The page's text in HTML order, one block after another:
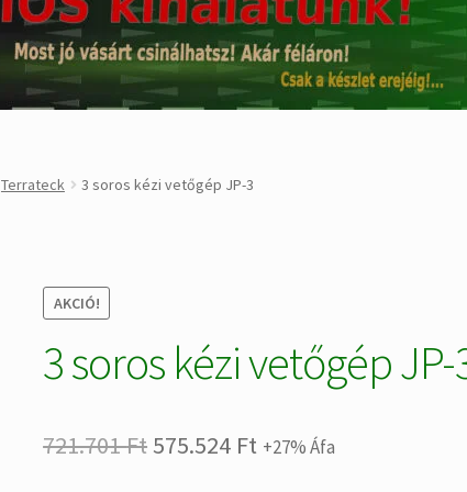
Terrateck 3 soros kézi vetőgép JP-3
AKCIÓ!
3 soros kézi vetőgép JP-
721.701Ft Original
575.524 Ft Current
+27% Áfa